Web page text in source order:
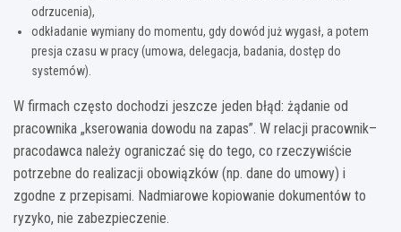
odrzucenia),
odkładanie wymiany do momentu, gdy dowód już wygasł, a potem
presja czasu w pracy (umowa, delegacja, badania, dostęp do
systemów).
W firmach często dochodzi jeszcze jeden błąd: żądanie od
pracownika „kserowania dowodu na zapas”. W relacji pracownik–
pracodawca należy ograniczać się do tego, co rzeczywiście
potrzebne do realizacji obowiązków (np. dane do umowy) i
zgodne z przepisami. Nadmiarowe kopiowanie dokumentów to
ryzyko, nie zabezpieczenie.